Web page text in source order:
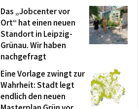
Das „Jobcenter vor
Ort“ hat einen neuen
Standort in Leipzig-
Grünau. Wir haben
nachgefragt
Eine Vorlage zwingt zur
Wahrheit: Stadt legt
endlich den neuen